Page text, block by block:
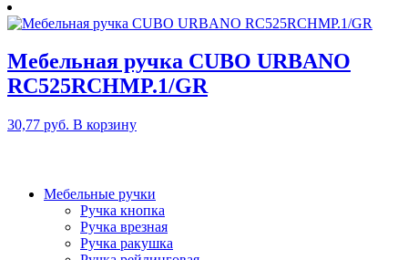
Мебельная ручка CUBO URBANO
RC525RCHMP.1/GR
30,77 руб. В корзину
Мебельные ручки
Ручка кнопка
Ручка врезная
Ручка ракушка